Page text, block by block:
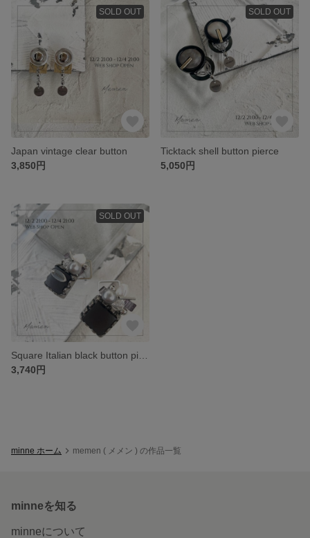
SOLD OUT
Japan vintage clear button
3,850円
SOLD OUT
Ticktack shell button pierce
5,050円
SOLD OUT
3,740円
minne ホーム memen ( メメン ) の作品一覧
minneを知る
minneについて